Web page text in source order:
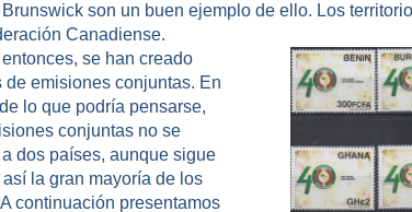
son un buen ejemplo de ello. Los
Canadiense.
se han creado
de emisiones conjuntas. En
lo que podría pensarse,
conjuntas no se
a dos países, aunque sigue
la gran mayoría de los
continuación presentamos